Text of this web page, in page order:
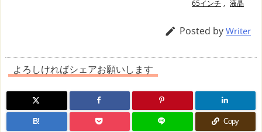
65インチ , 液晶
 Posted by Writer
よろしければシェアお願いします
B! Copy